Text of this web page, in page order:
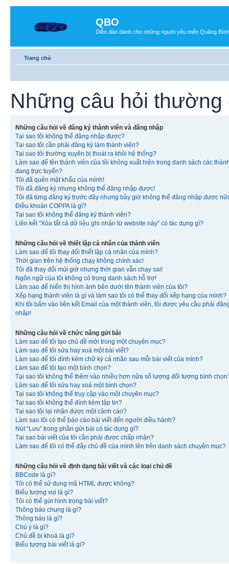
QBO
Diễn đàn dành cho những người yêu mến Quảng Bình
Trang chủ
Những câu hỏi thường
Những câu hỏi về đăng ký thành viên và đăng nhập
Tại sao tôi không thể đăng nhập được?
Tại sao tôi cần phải đăng ký làm thành viên?
Tại sao tôi thường xuyên bị thoát ra khỏi hệ thống?
Làm sao để tên thành viên của tôi không xuất hiện trong danh sách các
đang trực tuyến?
Tôi đã quên mật khẩu của mình!
Tôi đã đăng ký nhưng không thể đăng nhập được!
Tôi đã từng đăng ký trước đây nhưng bây giờ không thể đăng nhập được
Điều khoản COPPA là gì?
Tại sao tôi không thể đăng ký thành viên?
Liên kết “Xóa tất cả dữ liệu ghi nhận từ website này” có tác dụng gì?
Những câu hỏi về thiết lập cá nhân của thành viên
Làm sao để tôi thay đổi thiết lập cá nhân của mình?
Thời gian trên hệ thống chạy không chính xác!
Tôi đã thay đổi múi giờ nhưng thời gian vẫn chạy sai!
Ngôn ngữ của tôi không có trong danh sách hỗ trợ!
Làm sao để hiển thị hình ảnh bên dưới tên thành viên của tôi?
Xếp hạng thành viên là gì và làm sao tôi có thể thay đổi xếp hạng của mình?
Khi tôi bấm vào liên kết Email của một thành viên, tôi được yêu cầu phải
nhập!
Những câu hỏi về chức năng gửi bài
Làm sao để tôi tạo chủ đề mới trong một chuyên mục?
Làm sao để tôi sửa hay xoá một bài viết?
Làm sao để tôi đính kèm chữ ký cá nhân sau mỗi bài viết của mình?
Làm sao để tôi tạo một bình chọn?
Tại sao tôi không thể thêm vào nhiều hơn nữa số lượng đối tượng bình
Làm sao để tôi sửa hay xoá một bình chọn?
Tại sao tôi không thể truy cập vào một chuyên mục?
Tại sao tôi không thể đính kèm tập tin?
Tại sao tôi lại nhận được một cảnh cáo?
Làm sao tôi có thể báo cáo bài viết đến người điều hành?
Nút “Lưu” trong phần gửi bài có tác dụng gì?
Tại sao bài viết của tôi cần phải được chấp nhận?
Làm sao để tôi có thể đẩy chủ đề của mình lên trên danh sách chuyên mục?
Những câu hỏi về định dạng bài viết và các loại chủ đề
BBCode là gì?
Tôi có thể sử dụng mã HTML được không?
Biểu tượng vui là gì?
Tôi có thể gửi hình trong bài viết?
Thông báo chung là gì?
Thông báo là gì?
Chú ý là gì?
Chủ đề bị khoá là gì?
Biểu tượng bài viết là gì?